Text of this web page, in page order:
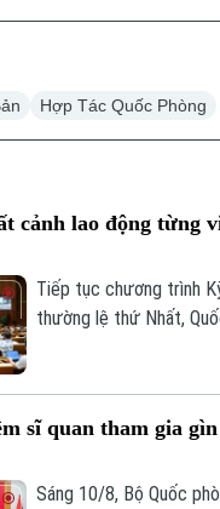
Hợp Tác Quốc Phòng
cảnh lao động từng
Tiếp tục chương trình
thường lệ thứ Nhất,
ngoài theo hợp đồng.
sĩ quan tham gia
Sáng 10/8, Bộ Quốc